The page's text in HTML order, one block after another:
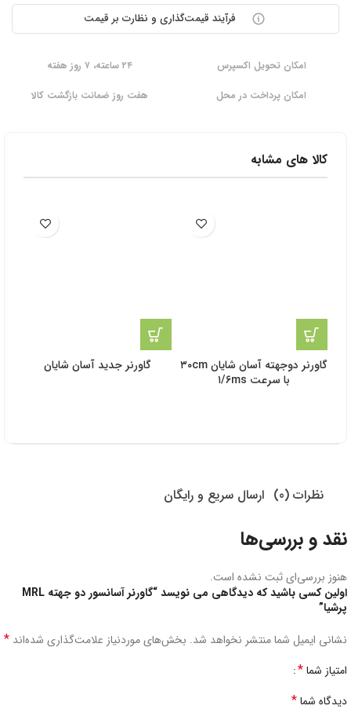
فرآیند قیمت‌گذاری و نظارت بر قیمت
امکان تحویل اکسپرس
۲۴ ساعته، ۷ روز هفته
امکان پرداخت در محل
هفت روز ضمانت بازگشت کالا
کالا های مشابه
گاورنر دوجهته آسان شایان ۳۰cm
با سرعت ۱/۶ms
گاورنر جدید آسان شایان
نظرات (0) ارسال سریع و رایگان
نقد و بررسی‌ها
هنوز بررسی‌ای ثبت نشده است.
اولین کسی باشید که دیدگاهی می نویسد “گاورنر آسانسور دو جهته MRL
پرشیا”
نشانی ایمیل شما منتشر نخواهد شد. بخش‌های موردنیاز علامت‌گذاری شده‌اند *
امتیاز شما*
دیدگاه شما*